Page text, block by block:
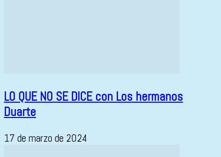
LO QUE NO SE DICE con Los hermanos
Duarte
17 de marzo de 2024